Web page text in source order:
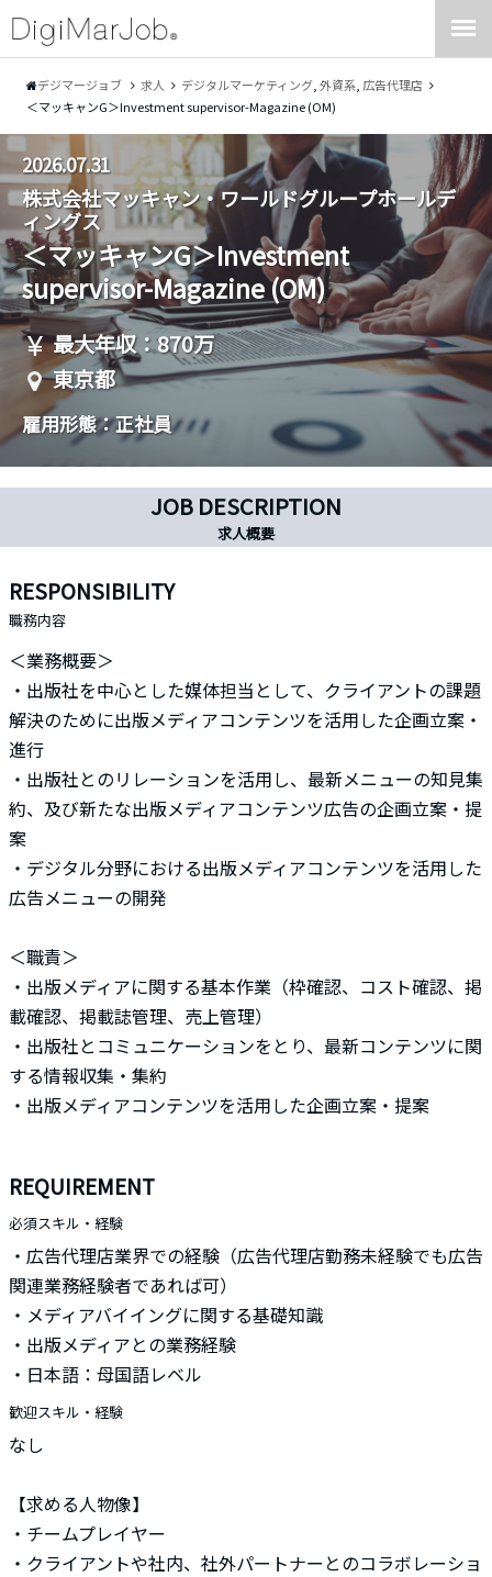
デジマージョブ 求人 デジタルマーケティング ,外資系 広告代理店
＜マッキャンG＞Investment supervisor-Magazine (OM)
2026.07.31
株式会社マッキャン・ワールドグループホールデ
ィングス
＜マッキャンG＞Investment
supervisor-Magazine (OM)
最大年収：870万
東京都
雇用形態：正社員
JOB DESCRIPTION
求人概要
RESPONSIBILITY
職務内容
＜業務概要＞
・出版社を中心とした媒体担当として、クライアントの課題
解決のために出版メディアコンテンツを活用した企画立案・
進行
・出版社とのリレーションを活用し、最新メニューの知見集
約、及び新たな出版メディアコンテンツ広告の企画立案・提
案
・デジタル分野における出版メディアコンテンツを活用した
広告メニューの開発
＜職責＞
・出版メディアに関する基本作業（枠確認、コスト確認、掲
載確認、掲載誌管理、売上管理）
・出版社とコミュニケーションをとり、最新コンテンツに関
する情報収集・集約
・出版メディアコンテンツを活用した企画立案・提案
REQUIREMENT
必須スキル・経験
・広告代理店業界での経験（広告代理店勤務未経験でも広告
関連業務経験者であれば可）
・メディアバイイングに関する基礎知識
・出版メディアとの業務経験
・日本語：母国語レベル
歓迎スキル・経験
なし
【求める人物像】
・チームプレイヤー
・クライアントや社内、社外パートナーとのコラボレーショ